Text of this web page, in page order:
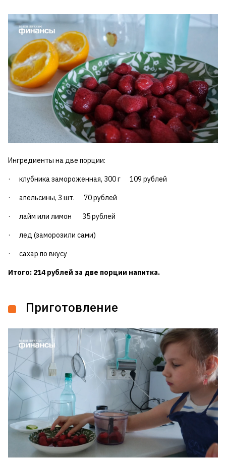
Ингредиенты на две порции:
· клубника замороженная, 300 г 109 рублей
· апельсины, 3 шт. 70 рублей
· лайм или лимон 35 рублей
· лед (заморозили сами)
· сахар по вкусу
Итого: 214 рублей за две порции напитка.
Приготовление